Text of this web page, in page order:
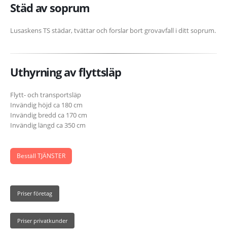
Städ av soprum
Lusaskens TS städar, tvättar och forslar bort grovavfall i ditt soprum.
Uthyrning av flyttsläp
Flytt- och transportsläp
Invändig höjd ca 180 cm
Invändig bredd ca 170 cm
Invändig längd ca 350 cm
Beställ TJÄNSTER
Priser företag
Priser privatkunder